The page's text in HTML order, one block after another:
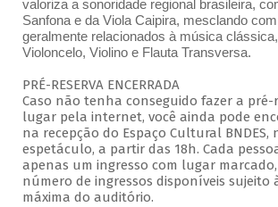
valoriza a sonoridade regional brasileira,
Sanfona e da Viola Caipira, mesclando
geralmente relacionados à música
Violoncelo, Violino e Flauta Transversa.
PRÉ-RESERVA ENCERRADA
Caso não tenha conseguido fazer a pré-
lugar pela internet, você ainda pode
na recepção do Espaço Cultural BNDES,
espetáculo, a partir das 18h. Cada
apenas um ingresso com lugar
número de ingressos disponíveis sujeito
máxima do auditório.